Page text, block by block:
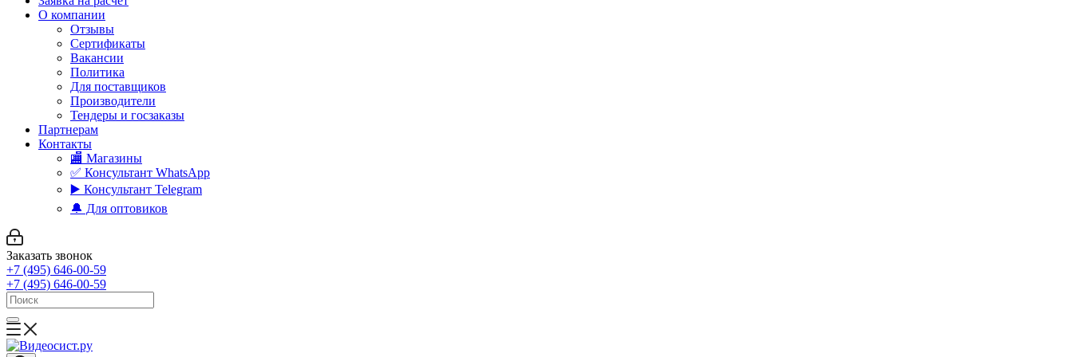
О компании
Отзывы
Сертификаты
Вакансии
Политика
Для поставщиков
Производители
Тендеры и госзаказы
Партнерам
Контакты
🏬 Магазины
✅️ Консультант WhatsApp
▶️ Консультант Telegram
🔔 Для оптовиков
Заказать звонок
+7 (495) 646-00-59
+7 (495) 646-00-59